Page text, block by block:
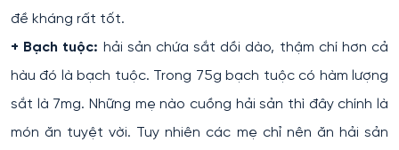
đề kháng rất tốt.
+ Bạch tuộc: hải sản chứa sắt dồi dào, thậm chí hơn cả
hàu đó là bạch tuộc. Trong 75g bạch tuộc có hàm lượng
sắt là 7mg. Những mẹ nào cuồng hải sản thì đây chính là
món ăn tuyệt vời. Tuy nhiên các mẹ chỉ nên ăn hải sản